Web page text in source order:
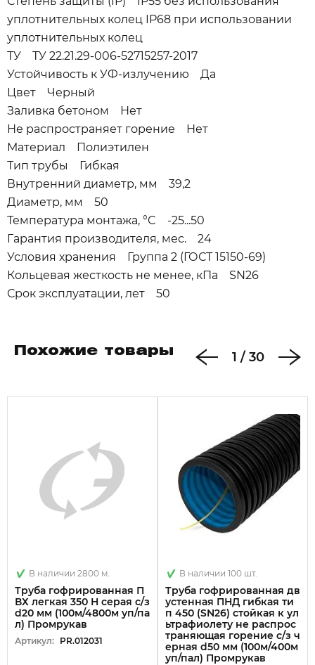
уплотнительных колец IP68 при использовании
уплотнительных колец
ТУ ТУ 22.21.29-006-52715257-2017
Устойчивость к УФ-излучению Да
Цвет Черный
Заливка бетоном Нет
Не распространяет горение Нет
Материал Полиэтилен
Тип трубы Гибкая
Внутренний диаметр, мм 39,2
Диаметр, мм 50
Температура монтажа, °C -25...50
Гарантия производителя, мес. 24
Условия хранения Группа 2 (ГОСТ 15150-69)
Кольцевая жесткость не менее, кПа SN26
Срок эксплуатации, лет 50
Похожие товары 1 / 30
В наличии 2800 м.
Труба гофрированная П
ВХ легкая 350 Н серая с/з
d20 мм (100м/4800м уп/па
л) Промрукав
Артикул: PR.012031
В наличии 100 шт.
Труба гофрированная дв
устенная ПНД гибкая ти
п 450 (SN26) стойкая к ул
ьтрафиолету не распрос
траняющая горение с/з ч
ерная d50 мм (100м/400м
уп/пал) Промрукав